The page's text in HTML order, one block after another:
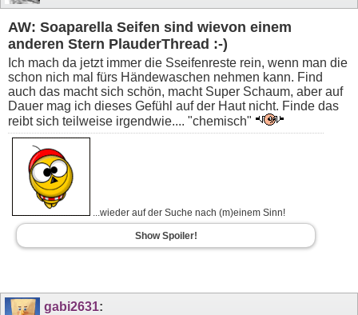
AW: Soaparella Seifen sind wievon einem
anderen Stern PlauderThread :-)
Ich mach da jetzt immer die Sseifenreste rein, wenn man die
schon nich mal fürs Händewaschen nehmen kann. Find
auch das macht sich schön, macht Super Schaum, aber auf
Dauer mag ich dieses Gefühl auf der Haut nicht. Finde das
reibt sich teilweise irgendwie.... "chemisch"
...wieder auf der Suche nach (m)einem Sinn!
Show Spoiler!
gabi2631: